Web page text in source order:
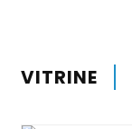
VITRINE